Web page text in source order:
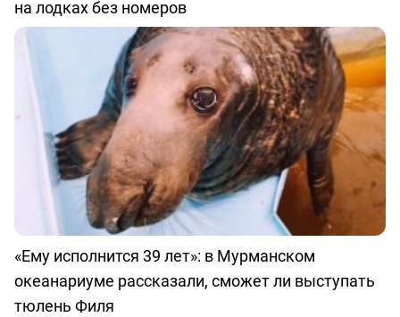
на лодках без номеров
«Ему исполнится 39 лет»: в Мурманском
океанариуме рассказали, сможет ли выступать
тюлень Филя